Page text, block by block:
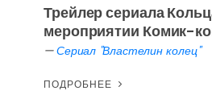
Трейлер сериала
мероприятии Комик-
—Сериал "Властелин колец"
ПОДРОБНЕЕ